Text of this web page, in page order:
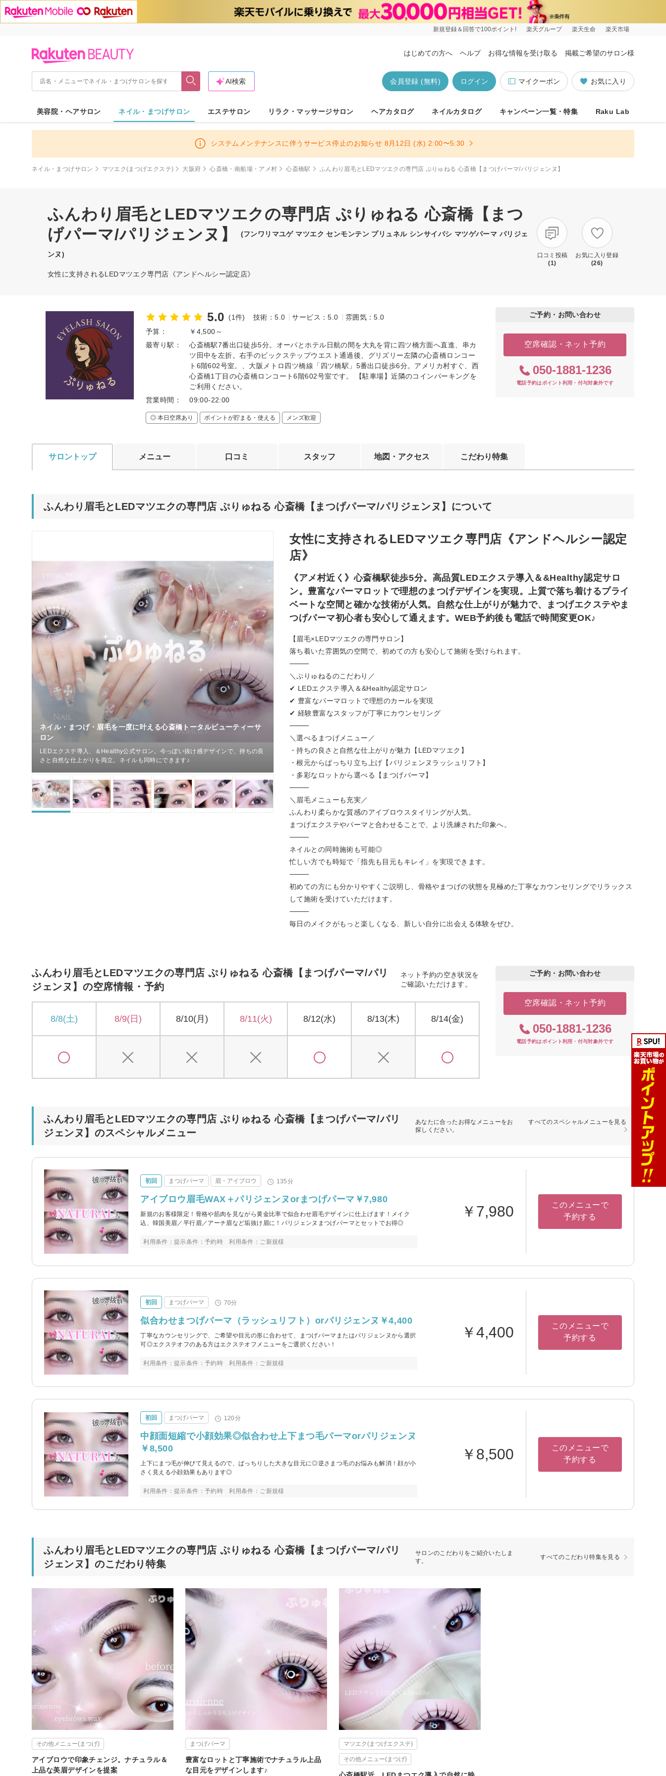
新規登録＆回答で100ポイント! 楽天グループ 楽天生命 楽天市場
はじめての方へ ヘルプ お得な情報を受け取る 掲載ご希望のサロン様
お気に入り
マイクーポン
ログイン
会員登録 (無料)
AI検索
美容院・ヘアサロン ネイル・まつげサロン エステサロン リラク・マッサージサロン ヘアカタログ ネイルカタログ キャンペーン一覧・特集 Raku Lab
システムメンテナンスに伴うサービス停止のお知らせ 8月12日 (水) 2:00〜5:30
ネイル・まつげサロン マツエク(まつげエクステ) 大阪府 心斎橋・南船場・アメ村 心斎橋駅 ふんわり眉毛とLEDマツエクの専門店 ぷりゅねる 心斎橋【まつげパーマ/パリジェンヌ】
ふんわり眉毛とLEDマツエクの専門店 ぷりゅねる 心斎橋【まつ
げパーマ/パリジェンヌ】
(フンワリマユゲ マツエク センモンテン プリュネル シンサイバシ マツゲパーマ パリジェ
ンヌ)
女性に支持されるLEDマツエク専門店《アンドヘルシー認定店》
口コミ投稿
(1)
お気に入り登録
(26)
5.0 (1件) 技術：5.0 サービス：5.0
雰囲気：5.0
予算：
￥4,500～
最寄り駅：
心斎橋駅7番出口徒歩5分。オーパとホテル日航の間を大丸を背に四ツ橋方面へ直進、串カ
ツ田中を左折。右手のビックステップウエスト通過後、グリズリー左隣の心斎橋ロンコー
ト6階602号室。、大阪メトロ四ツ橋線「四ツ橋駅」5番出口徒歩6分。アメリカ村すぐ、西
心斎橋1丁目の心斎橋ロンコート6階602号室です。 【駐車場】近隣のコインパーキングを
ご利用ください。
営業時間：
09:00-22:00
◎ 本日空席あり ポイントが貯まる・使える メンズ歓迎
ご予約・お問い合わせ
空席確認・ネット予約
050-1881-1236
電話予約はポイント利用・付与対象外です
サロントップ メニュー 口コミ スタッフ 地図・アクセス こだわり特集
ふんわり眉毛とLEDマツエクの専門店 ぷりゅねる 心斎橋【まつげパーマ/パリジェンヌ】について
ネイル・まつげ・眉毛を一度に叶える心斎橋トータルビューティーサ
ロン
LEDエクステ導入、＆Healthy公式サロン。今っぽい抜け感デザインで、持ちの良
さと自然な仕上がりを両立。ネイルも同時にできます♪
女性に支持されるLEDマツエク専門店《アンドヘルシー認定
店》
《アメ村近く》心斎橋駅徒歩5分。高品質LEDエクステ導入＆&Healthy認定サロ
ン。豊富なパーマロットで理想のまつげデザインを実現。上質で落ち着けるプライ
ベートな空間と確かな技術が人気。自然な仕上がりが魅力で、まつげエクステやま
つげパーマ初心者も安心して通えます。WEB予約後も電話で時間変更OK♪
【眉毛×LEDマツエクの専門サロン】
落ち着いた雰囲気の空間で、初めての方も安心して施術を受けられます。
⸻
＼ぷりゅねるのこだわり／
✔ LEDエクステ導入＆&Healthy認定サロン
✔ 豊富なパーマロットで理想のカールを実現
✔ 経験豊富なスタッフが丁寧にカウンセリング
⸻
＼選べるまつげメニュー／
・持ちの良さと自然な仕上がりが魅力【LEDマツエク】
・根元からぱっちり立ち上げ【パリジェンヌラッシュリフト】
・多彩なロットから選べる【まつげパーマ】
⸻
＼眉毛メニューも充実／
ふんわり柔らかな質感のアイブロウスタイリングが人気。
まつげエクステやパーマと合わせることで、より洗練された印象へ。
⸻
ネイルとの同時施術も可能◎
忙しい方でも時短で「指先も目元もキレイ」を実現できます。
⸻
初めての方にも分かりやすくご説明し、骨格やまつげの状態を見極めた丁寧なカウンセリングでリラックス
して施術を受けていただけます。
⸻
毎日のメイクがもっと楽しくなる、新しい自分に出会える体験をぜひ。
ふんわり眉毛とLEDマツエクの専門店 ぷりゅねる 心斎橋【まつげパーマ/パリ
ジェンヌ】の空席情報・予約
ネット予約の空き状況を
ご確認いただけます。
8/8(土) 8/9(日) 8/10(月) 8/11(火) 8/12(水) 8/13(木) 8/14(金)
ご予約・お問い合わせ
空席確認・ネット予約
050-1881-1236
電話予約はポイント利用・付与対象外です
ふんわり眉毛とLEDマツエクの専門店 ぷりゅねる 心斎橋【まつげパーマ/パリ
ジェンヌ】のスペシャルメニュー
あなたに合ったお得なメニューをお
探しください。
すべてのスペシャルメニューを見る
初回 まつげパーマ 眉・アイブロウ 135分
アイブロウ眉毛WAX＋パリジェンヌorまつげパーマ￥7,980
新規のお客様限定！骨格や筋肉を見ながら黄金比率で似合わせ眉毛デザインに仕上げます！メイク
込、韓国美眉／平行眉／アーチ眉など垢抜け眉に！パリジェンヌまつげパーマとセットでお得◎
利用条件：提示条件：予約時 利用条件：ご新規様
￥7,980
このメニューで
予約する
初回 まつげパーマ 70分
似合わせまつげパーマ（ラッシュリフト）orパリジェンヌ￥4,400
丁寧なカウンセリングで、ご希望や目元の形に合わせて、まつげパーマまたはパリジェンヌから選択
可◎エクステオフのある方はエクステオフメニューをご選択ください！
利用条件：提示条件：予約時 利用条件：ご新規様
￥4,400
このメニューで
予約する
初回 まつげパーマ 120分
中顔面短縮で小顔効果◎似合わせ上下まつ毛パーマorパリジェンヌ
￥8,500
上下にまつ毛が伸びて見えるので、ぱっちりした大きな目元に◎逆さまつ毛のお悩みも解消！顔が小
さく見える小顔効果もあります◎
利用条件：提示条件：予約時 利用条件：ご新規様
￥8,500
このメニューで
予約する
ふんわり眉毛とLEDマツエクの専門店 ぷりゅねる 心斎橋【まつげパーマ/パリ
ジェンヌ】のこだわり特集
サロンのこだわりをご紹介いたしま
す。
すべてのこだわり特集を見る
その他メニュー(まつげ)
アイブロウで印象チェンジ。ナチュラル＆
上品な美眉デザインを提案
まつげパーマ
豊富なロットと丁寧施術でナチュラル上品
な目元をデザインします♪
マツエク(まつげエクステ)
その他メニュー(まつげ)